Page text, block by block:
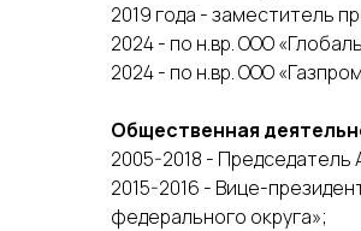
2019 года - заместитель
2024 - по н.вр. ООО
2024 - по н.вр. ООО
Общественная
2005-2018 -
2015-2016 - Вице-
федерального округа»;